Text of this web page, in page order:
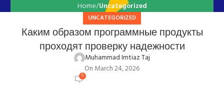
Home Uncategorized
UNCATEGORIZED
Каким образом программные продукты
проходят проверку надежности
Muhammad Imtiaz Taj
On March 24, 2026
0